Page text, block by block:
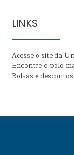
LINKS
Acesse o site da
Encontre o polo
Bolsas e